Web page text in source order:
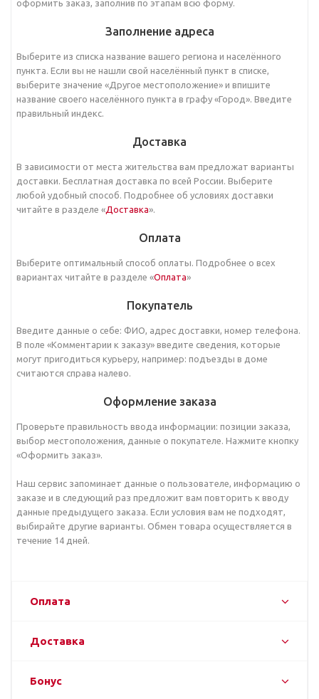
оформить заказ, заполнив по этапам всю форму.
Заполнение адреса
Выберите из списка название вашего региона и населённого
пункта. Если вы не нашли свой населённый пункт в списке,
выберите значение «Другое местоположение» и впишите
название своего населённого пункта в графу «Город». Введите
правильный индекс.
Доставка
В зависимости от места жительства вам предложат варианты
доставки. Бесплатная доставка по всей России. Выберите
любой удобный способ. Подробнее об условиях доставки
читайте в разделе «Доставка».
Оплата
Выберите оптимальный способ оплаты. Подробнее о всех
вариантах читайте в разделе «Оплата»
Покупатель
Введите данные о себе: ФИО, адрес доставки, номер телефона.
В поле «Комментарии к заказу» введите сведения, которые
могут пригодиться курьеру, например: подъезды в доме
считаются справа налево.
Оформление заказа
Проверьте правильность ввода информации: позиции заказа,
выбор местоположения, данные о покупателе. Нажмите кнопку
«Оформить заказ».
Наш сервис запоминает данные о пользователе, информацию о
заказе и в следующий раз предложит вам повторить к вводу
данные предыдущего заказа. Если условия вам не подходят,
выбирайте другие варианты. Обмен товара осуществляется в
течение 14 дней.
Оплата
Доставка
Бонус